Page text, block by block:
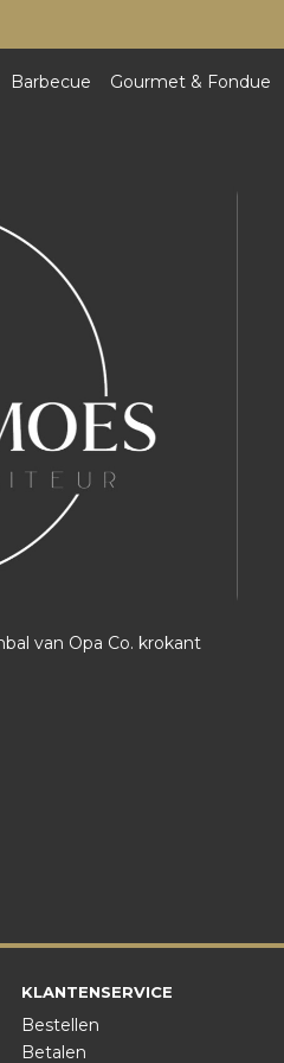
Barbecue Gourmet & Fondue
van Opa Co. krokant
KLANTENSERVICE
Bestellen
Betalen